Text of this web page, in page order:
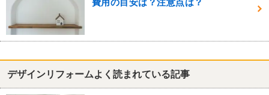
費用の目安は？注意点は？
デザインリフォームよく読まれている記事